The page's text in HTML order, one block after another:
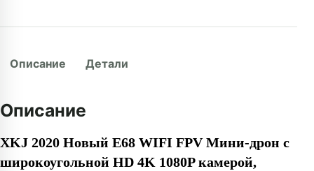
Описание Детали
Описание
XKJ 2020 Новый E68 WIFI FPV Мини-дрон с
широкоугольной HD 4K 1080P камерой,